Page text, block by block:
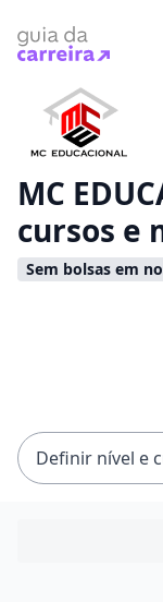
Vamos te guiar no
MC
cursos e
Sem bolsas em
Definir nível e